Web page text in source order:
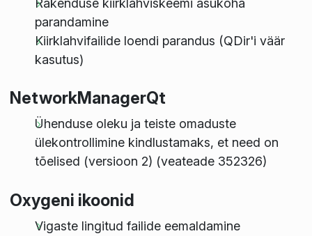
Rakenduse kiirklahviskeemi asukoha
parandamine
Kiirklahvifailide loendi parandus (QDir'i väär
kasutus)
NetworkManagerQt
Ühenduse oleku ja teiste omaduste
ülekontrollimine kindlustamaks, et need on
tõelised (versioon 2) (veateade 352326)
Oxygeni ikoonid
Vigaste lingitud failide eemaldamine